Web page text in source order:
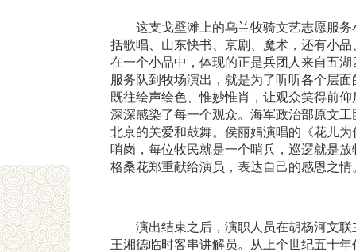
这支戈壁滩上的乌兰牧骑文艺志愿服
括歌唱、山东快书、京剧、魔术，还有小
在一个小品中，体现的正是兵团人来自五
服务队到牧场演出，就是为了听听各个层
既往绘声绘色、惟妙惟肖，让观众笑得前
深深感染了每一个观众。海军政治部原文
北京的关爱和鼓舞。侯丽娟演唱的《花儿
哨岗，每位牧民就是一个哨兵，巡逻就是
格桑花郑重献给演员，表达自己的感恩之情
演出结束之后，演职人员在胡杨河文
王湘德临时客串讲解员。从上个世纪五十